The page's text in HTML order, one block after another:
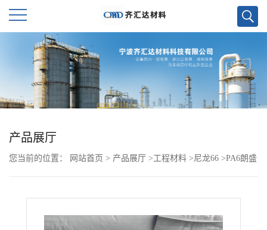
首
页
公
产品展厅
您当前的位置： 网站首页 > 产品展厅 >工程材料 >尼龙66 >PA6朗盛